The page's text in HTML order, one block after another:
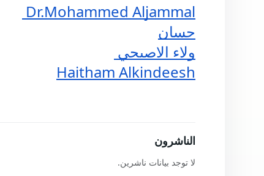
Dr.Mohammed Aljammal
حسان
ولاء الاصبحي
Haitham Alkindeesh
الناشرون
لا توجد بيانات ناشرين.